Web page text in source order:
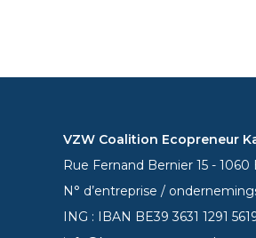
VZW Coalition Ecopreneur
Rue Fernand Bernier 15 - 1060
N° d’entreprise /
ING : IBAN BE393631 1291